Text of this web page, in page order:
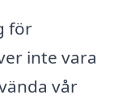
för
inte vara
vår